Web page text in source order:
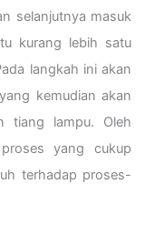
selanjutnya masuk
kurang lebih satu
langkah ini akan
kemudian akan
tiang lampu. Oleh
yang cukup
terhadap proses-